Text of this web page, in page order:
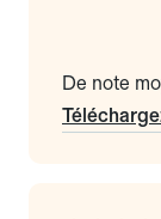
De note